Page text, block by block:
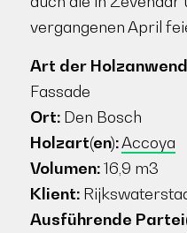
vergangenen April
Art der
Fassade
Ort:Den Bosch
Holzart(en):Accoya
Volumen:16,9 m3
Klient:
Ausführende